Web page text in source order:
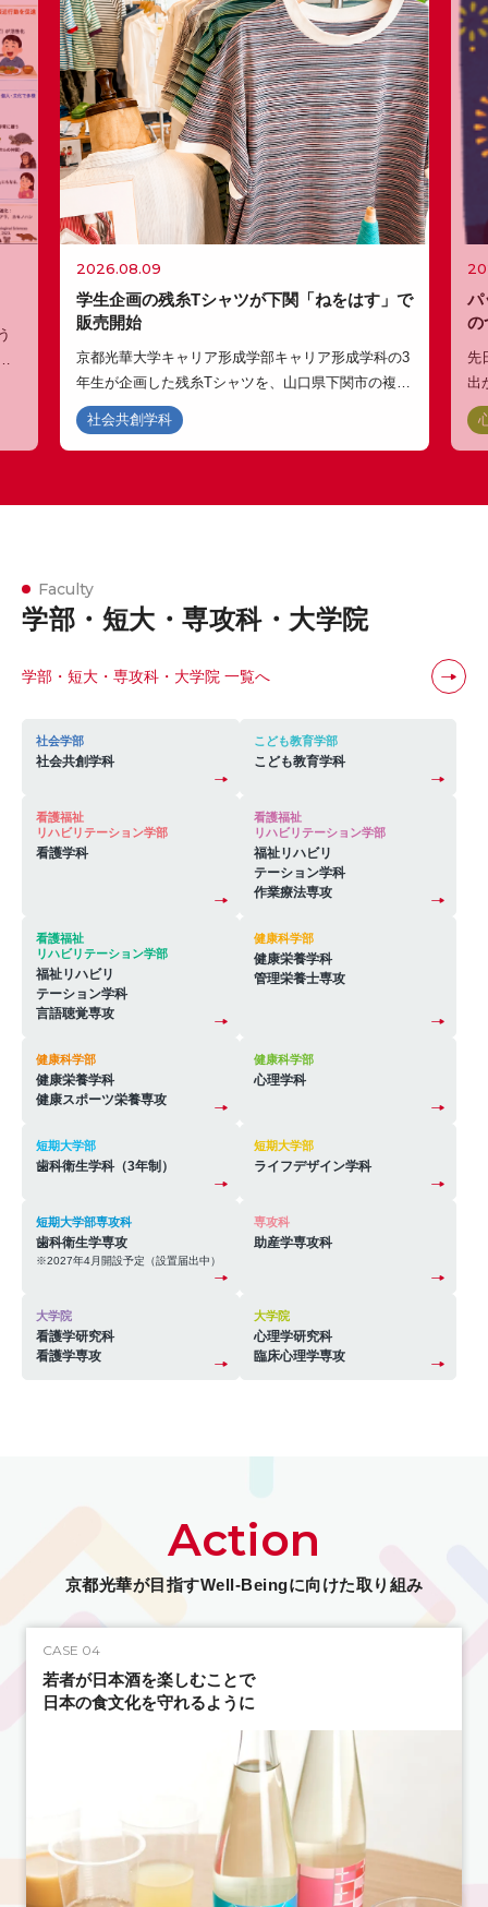
2026.07.15 地域連携の取組レポート 社会貢献・地域連携
立命館大学「きぬがさ農園」を見学しました
2026.07.14 レポート
【起業チャレンジプログラム】第1回講座を行いました
2026.07.10
「京都光華・公開講座」（8/1開催）のご案内
2026.07.10 レポート
健康栄養学科 管理栄養士専攻「食品開発演習」にて、カネリョ
ウ海藻株式会社による特別講義を実施しました
2026.07.02 おしらせ
短期大学部専攻科 歯科衛生学専攻の設置届出書を提出しました
2027年度 総合型選抜［大学］Ⅰ期 一次選考のwebエントリー
2026.07.01
第17回KOKAエコアワードの作品を募集します！
2026.06.26 レポート
2026.06.12
在メルボルン日本国総領事館・古谷徳郎総領事による特別企画
講演会を開催
2026.05.19
全学生1,908名を対象とした学食無料キャンペーンをスター
ト！
2026.05.14
社会学部新設を記念したシンポジウムを開催！脚本家・小説家
2026.05.12
看護師を目指す大学生が災害現場での看護スキルを身につける
災害トリアージ演習を実施
を締結します
2026.04.03
【速報】2026年度入試結果_男女共学化初年度、志願者・入学
2026.03.26
2026年4月1日に「共学化後初」の入学式を挙行
2026.03.18
講演会「高齢者ウェルビーイングプログラムACWEL ～足踏み
動作で認知症を早期発見～」を開催
若者の日本酒離れの課題解決に立ち向かい産官学連携で企画し
た日本酒の無料試飲会を開催
2026.03.02
災害支援サークル「彩華（いろは）」が第13回グローカル人材
2026.02.18
京都光華女子大学と滋賀県立八幡高等学校は高大連携に係る協
定を締結します
2026.02.16
禅とモード 多様性が作り出す新しい文化と共創の未来―臨済
宗妙心寺塔頭 長慶院を舞台に、着物アップサイクルと共創の場
京都光華女子大学と華頂女子高等学校は高大連携に係る協定を
締結します
2026.08.09
学生企画の残糸Tシャツが下関「ねをはす」で
販売開始
京都光華大学キャリア形成学部キャリア形成学科の3
年生が企画した残糸Tシャツを、山口県下関市の複合
施設「ねをはす HOTEL BOOK & CAFE」で販売し
ています。 学生たちは、繊維産地で生まれる残糸を
社会共創学科
パ
の
先
出
校
る
Faculty
学部・短大・専攻科・ 大学院
学部・短大・専攻科・大学院 一覧へ
社会学部
社会共創学科
こども教育学部
こども教育学科
看護福祉
リハビリテーション学部
看護学科
看護福祉
リハビリテーション学部
福祉リハビリ
テーション学科
作業療法専攻
看護福祉
リハビリテーション学部
福祉リハビリ
テーション学科
言語聴覚専攻
健康科学部
健康栄養学科
管理栄養士専攻
健康科学部
健康栄養学科
健康スポーツ栄養専攻
健康科学部
心理学科
短期大学部
歯科衛生学科（3年制）
短期大学部
ライフデザイン学科
短期大学部専攻科
歯科衛生学専攻
※2027年4月開設予定（設置届出中）
専攻科
助産学専攻科
大学院
看護学研究科
看護学専攻
大学院
心理学研究科
臨床心理学専攻
Action
京都光華が目指すWell-Beingに向けた取り組み
CASE 04
若者が日本酒を楽しむことで
日本の食文化を守れるように